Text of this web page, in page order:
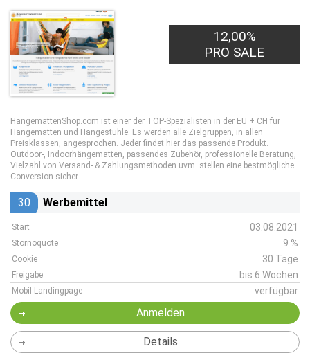
12,00%
PRO SALE
HängemattenShop.com ist einer der TOP-Spezialisten in der EU + CH für
Hängematten und Hängestühle. Es werden alle Zielgruppen, in allen
Preisklassen, angesprochen. Jeder findet hier das passende Produkt.
Outdoor-, Indoorhängematten, passendes Zubehör, professionelle Beratung,
Vielzahl von Versand- & Zahlungsmethoden uvm. stellen eine bestmögliche
Conversion sicher.
30 Werbemittel
Start 03.08.2021
Stornoquote 9 %
Cookie 30 Tage
Freigabe bis 6 Wochen
Mobil-Landingpage verfügbar
Anmelden
Details